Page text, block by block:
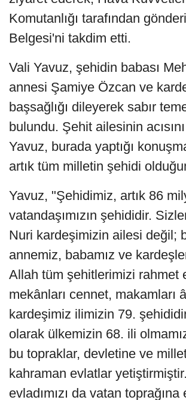
Komutanlığı tarafından
Belgesi'ni takdim etti.
Vali Yavuz, şehidin babası
annesi Şamiye Özcan ve
başsağlığı dileyerek sabır
bulundu. Şehit ailesinin
Yavuz, burada yaptığı
artık tüm milletin şehidi
Yavuz, "Şehidimiz, artık 86
vatandaşımızın şehididir.
Nuri kardeşimizin ailesi değil;
annemiz, babamız ve
Allah tüm şehitlerimizi rahmet
mekânları cennet, makamları
kardeşimiz ilimizin 79.
olarak ülkemizin 68. ili
bu topraklar, devletine ve
kahraman evlatlar
evladımızı da vatan